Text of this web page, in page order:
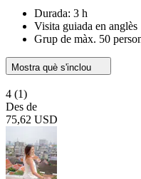
Durada: 3 h
Visita guiada en anglès
Grup de màx. 50
Mostra què s'inclou
4 (1)
Des de
75,62 USD